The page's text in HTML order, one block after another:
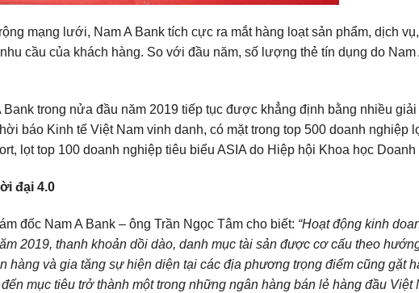
mạng lưới, Nam A Bank tích cực ra mắt hàng loạt sản phẩm, dịch
cầu của khách hàng. So với đầu năm, số lượng thẻ tín dụng do
Bank trong nửa đầu năm 2019 tiếp tục được khẳng định bằng nhiều
báo Kinh tế Việt Nam vinh danh, có mặt trong top 500 doanh nghiệp
lọt top 100 doanh nghiệp tiêu biểu ASIA do Hiệp hội Khoa học
đại 4.0
đốc Nam A Bank – ông Trần Ngọc Tâm cho biết: “Hoạt động kinh
2019, thanh khoản dồi dào, danh mục tài sản được cơ cấu theo
hàng và gia tăng sự hiện diện tại các địa phương trọng điểm cũng gặt
mục tiêu trở thành một trong những ngân hàng bán lẻ hàng đầu Việt